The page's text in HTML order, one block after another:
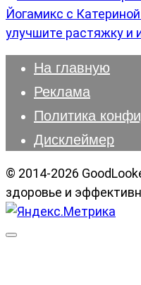
Йогамикс с
улучшите растяжку и
На главную
Реклама
Политика
Дисклеймер
© 2014-2026
здоровье и